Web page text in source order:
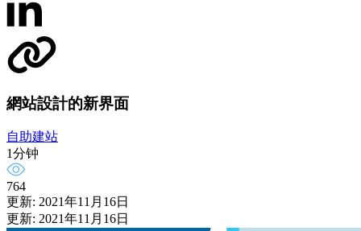
網站設計的新界面
自助建站
1分钟
764
更新: 2021年11月16日
更新: 2021年11月16日